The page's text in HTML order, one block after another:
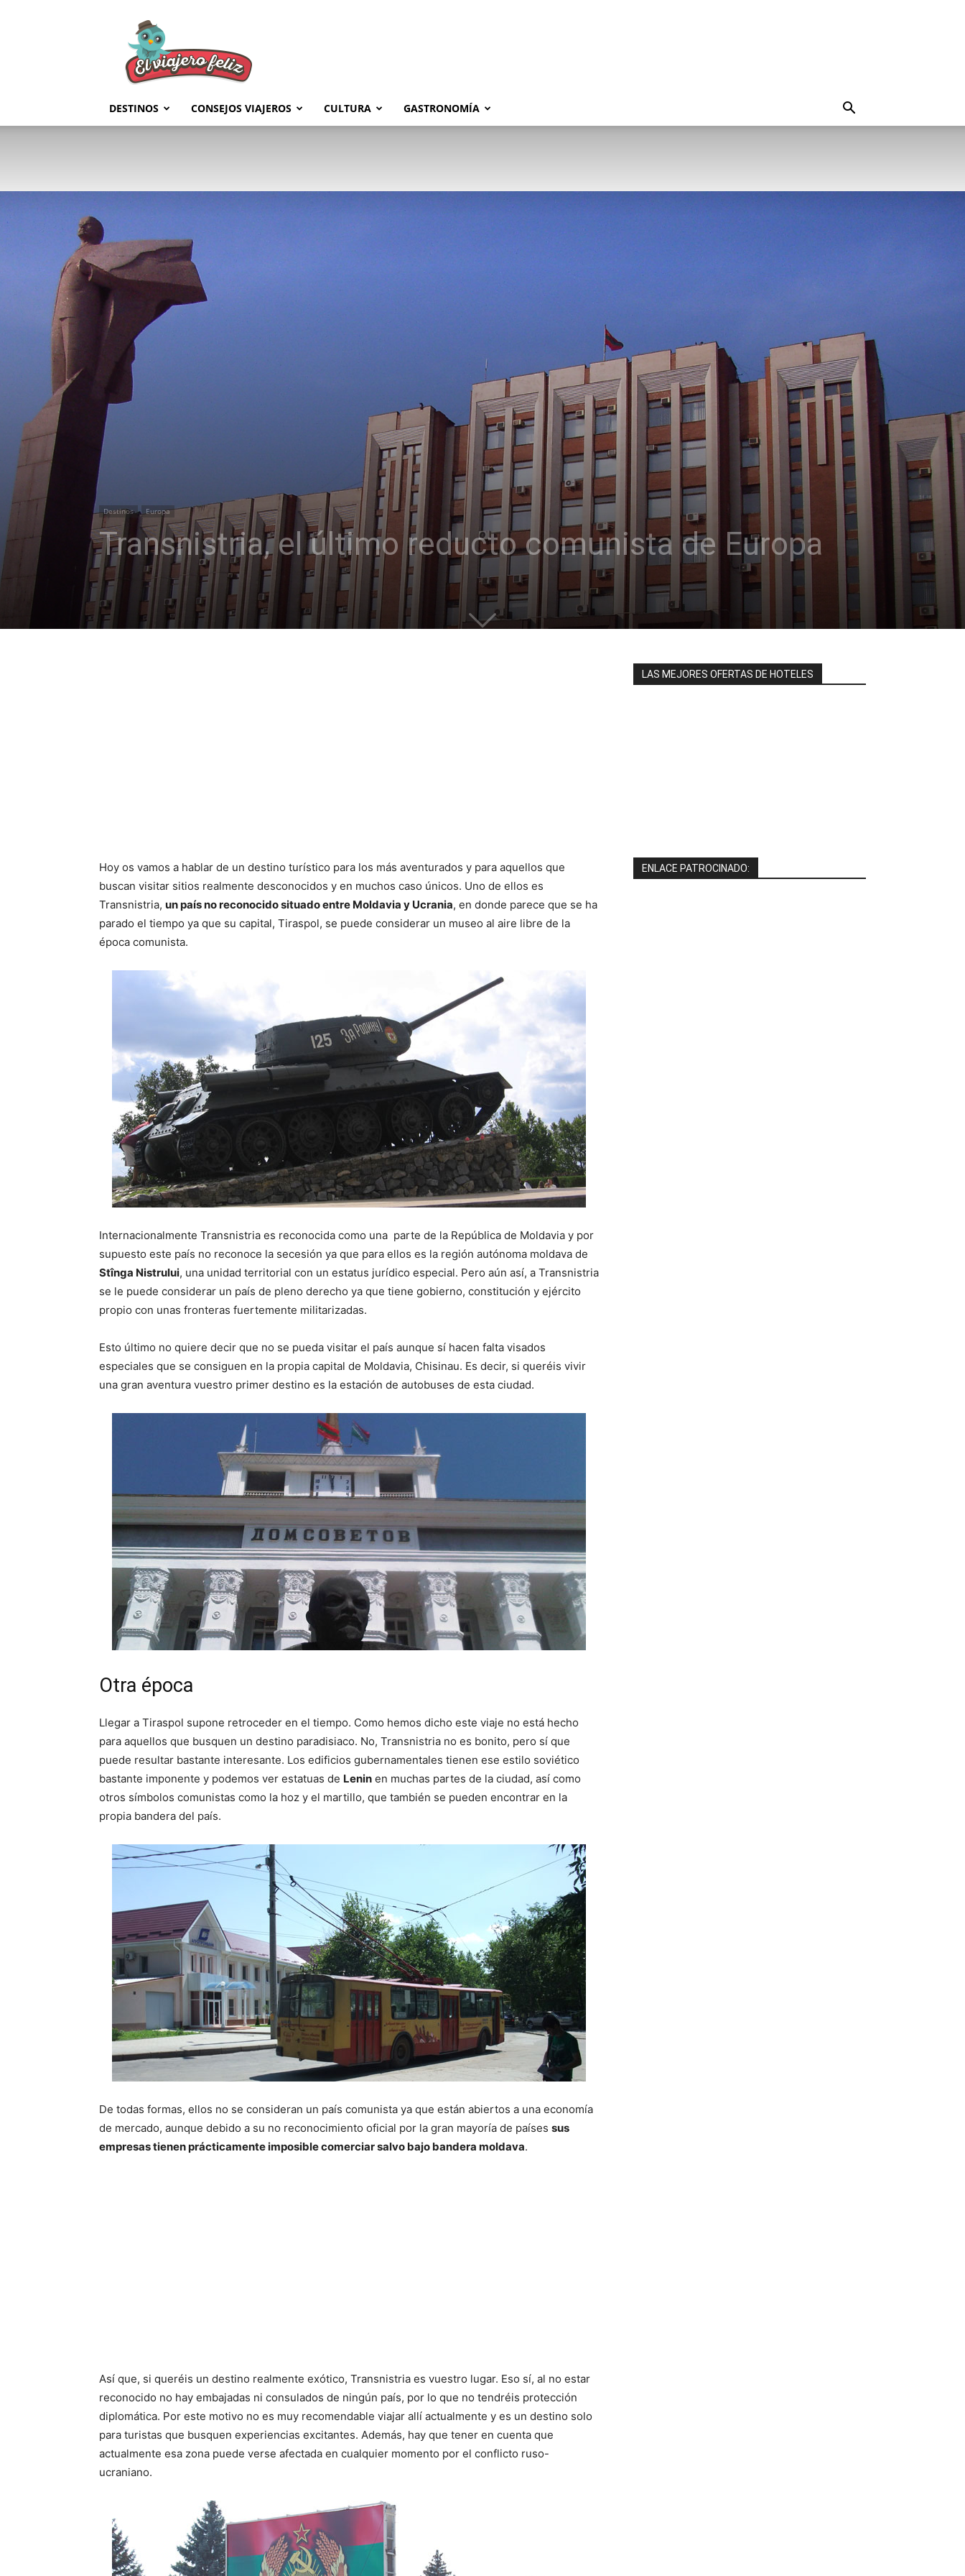
Feliz
DESTINOS CONSEJOS VIAJEROS CULTURA GASTRONOMÍA
Destinos Europa
Transnistria, el último reducto comunista de Europa
Hoy os vamos a hablar de un destino turístico para los más aventurados y para aquellos que
buscan visitar sitios realmente desconocidos y en muchos caso únicos. Uno de ellos es
Transnistria, un país no reconocido situado entre Moldavia y Ucrania, en donde parece que se ha
parado el tiempo ya que su capital, Tiraspol, se puede considerar un museo al aire libre de la
época comunista.
Internacionalmente Transnistria es reconocida como una parte de la República de Moldavia y por
supuesto este país no reconoce la secesión ya que para ellos es la región autónoma moldava de
Stînga Nistrului, una unidad territorial con un estatus jurídico especial. Pero aún así, a Transnistria
se le puede considerar un país de pleno derecho ya que tiene gobierno, constitución y ejército
propio con unas fronteras fuertemente militarizadas.
Esto último no quiere decir que no se pueda visitar el país aunque sí hacen falta visados
especiales que se consiguen en la propia capital de Moldavia, Chisinau. Es decir, si queréis vivir
una gran aventura vuestro primer destino es la estación de autobuses de esta ciudad.
Otra época
Llegar a Tiraspol supone retroceder en el tiempo. Como hemos dicho este viaje no está hecho
para aquellos que busquen un destino paradisiaco. No, Transnistria no es bonito, pero sí que
puede resultar bastante interesante. Los edificios gubernamentales tienen ese estilo soviético
bastante imponente y podemos ver estatuas de Lenin en muchas partes de la ciudad, así como
otros símbolos comunistas como la hoz y el martillo, que también se pueden encontrar en la
propia bandera del país.
De todas formas, ellos no se consideran un país comunista ya que están abiertos a una economía
de mercado, aunque debido a su no reconocimiento oficial por la gran mayoría de países sus
empresas tienen prácticamente imposible comerciar salvo bajo bandera moldava.
Así que, si queréis un destino realmente exótico, Transnistria es vuestro lugar. Eso sí, al no estar
reconocido no hay embajadas ni consulados de ningún país, por lo que no tendréis protección
diplomática. Por este motivo no es muy recomendable viajar allí actualmente y es un destino solo
para turistas que busquen experiencias excitantes. Además, hay que tener en cuenta que
actualmente esa zona puede verse afectada en cualquier momento por el conflicto ruso-
ucraniano.
LAS MEJORES OFERTAS DE HOTELES
ENLACE PATROCINADO: